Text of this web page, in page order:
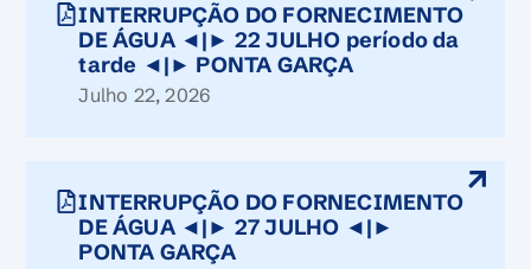
INTERRUPÇÃO DO FORNECIMENTO
DE ÁGUA ◄|► 22 JULHO período da
tarde ◄|► PONTA GARÇA
Julho 22, 2026
INTERRUPÇÃO DO FORNECIMENTO
DE ÁGUA ◄|► 27 JULHO ◄|►
PONTA GARÇA